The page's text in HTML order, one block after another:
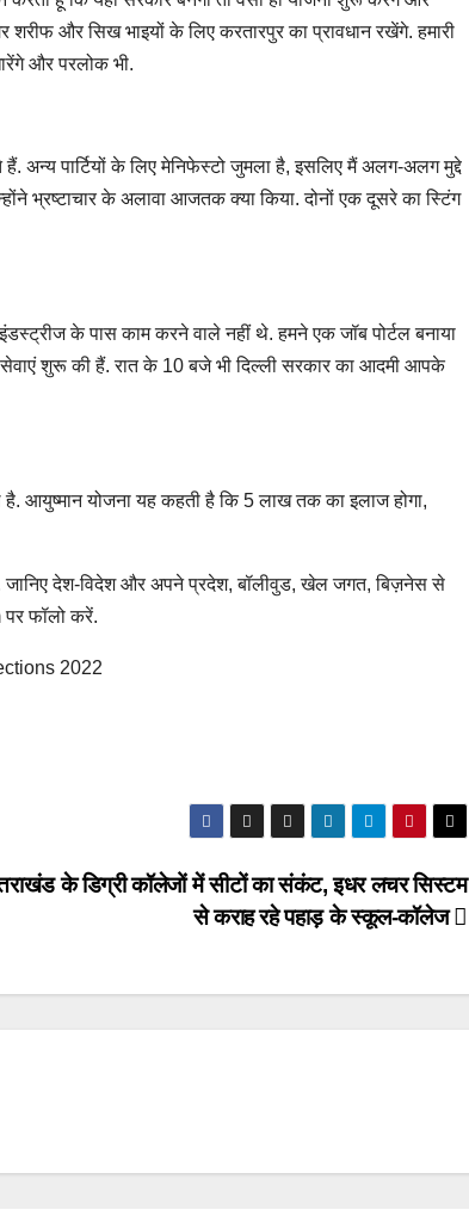
शरीफ और सिख भाइयों के लिए करतारपुर का प्रावधान रखेंगे. हमारी
और परलोक भी.
अन्य पार्टियों के लिए मेनिफेस्टो जुमला है, इसलिए मैं अलग-अलग मुद्दे
भ्रष्टाचार के अलावा आजतक क्या किया. दोनों एक दूसरे का स्टिंग
के पास काम करने वाले नहीं थे. हमने एक जॉब पोर्टल बनाया
सेवाएं शुरू की हैं. रात के 10 बजे भी दिल्ली सरकार का आदमी आपके
आयुष्मान योजना यह कहती है कि 5 लाख तक का इलाज होगा,
जानिए देश-विदेश और अपने प्रदेश, बॉलीवुड, खेल जगत, बिज़नेस से
पर फॉलो करें.
2022
के डिग्री कॉलेजों में सीटों का संकंट, इधर लचर सिस्टम
से कराह रहे पहाड़ के स्कूल-कॉलेज